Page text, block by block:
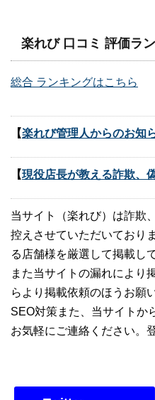
楽れび 口コミ 評価ラ
総合 ランキングはこちら
【楽れび管理人からのお
【現役店長が教える詐欺、
当サイト（楽れび）は詐欺
控えさせていただいており
る店舗様を厳選して掲載し
また当サイトの漏れにより
らより掲載依頼のほうお願
SEO対策また、当サイトか
お気軽にご連絡ください。